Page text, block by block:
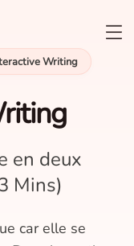
Writing
en deux
Mins)
car elle se